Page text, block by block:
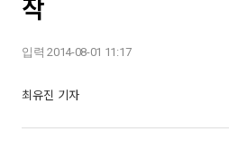
작
입력 2014-08-01 11:17
최유진 기자